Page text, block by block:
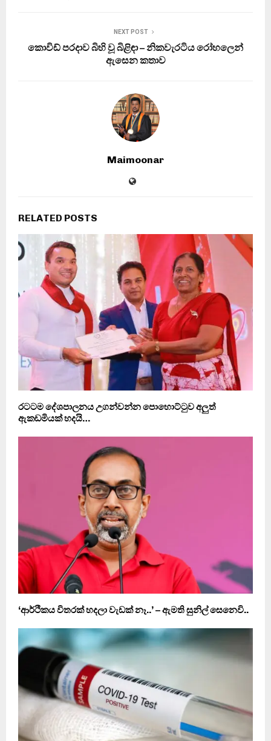
NEXT POST
කොවිඩ් පරදාව බිහි වූ බිළිඳා – නිකවැරටිය රෝහලෙන්
ඇසෙන කතාව
Maimoonar
RELATED POSTS
රටටම දේශපාලනය උගන්වන්න පොහොට්ටුව අලුත්
ඇකඩමියක් හදයි…
‘ආර්ථිකය විතරක් හදලා වැඩක් නෑ..’ – ඇමති සුනිල් සෙනෙවි..